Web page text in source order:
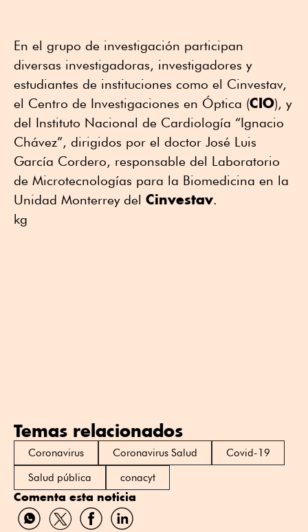
En el grupo de investigación participan
diversas investigadoras, investigadores y
estudiantes de instituciones como el Cinvestav,
el Centro de Investigaciones en Óptica (CIO), y
del Instituto Nacional de Cardiología “Ignacio
Chávez”, dirigidos por el doctor José Luis
García Cordero, responsable del Laboratorio
de Microtecnologías para la Biomedicina en la
Unidad Monterrey del Cinvestav.
kg
Temas relacionados
Coronavirus Coronavirus Salud
Covid-19
Salud pública
conacyt
Comenta esta noticia
CompartirCompartirCompartirCompartir